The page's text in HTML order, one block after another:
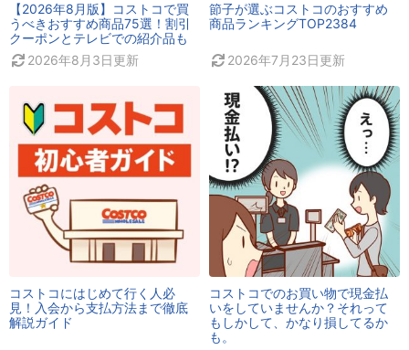
【2026年8月版】コストコで買
うべきおすすめ商品75選！割引
クーポンとテレビでの紹介品も
2026年8月3日更新
節子が選ぶコストコのおすすめ
商品ランキングTOP2384
2026年7月23日更新
コストコにはじめて行く人必
見！入会から支払方法まで徹底
解説ガイド
コストコでのお買い物で現金払
いをしていませんか？それって
もしかして、かなり損してるか
も。